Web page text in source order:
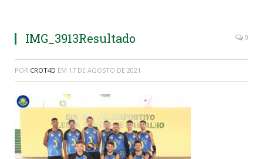
IMG_3913Resultado 0
POR CROT4D EM 17 DE AGOSTO DE 2021